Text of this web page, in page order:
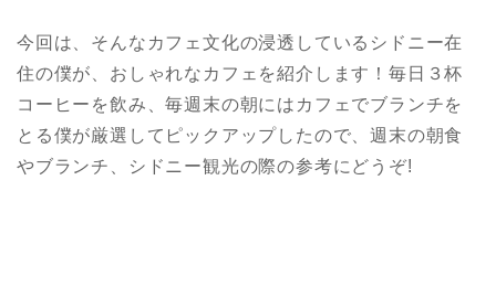
今回は、そんなカフェ文化の浸透しているシドニー在
住の僕が、おしゃれなカフェを紹介します！毎日３杯
コーヒーを飲み、毎週末の朝にはカフェでブランチを
とる僕が厳選してピックアップしたので、週末の朝食
やブランチ、シドニー観光の際の参考にどうぞ!